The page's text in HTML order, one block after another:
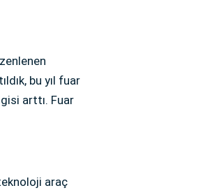
bu yıl fuar
arttı. Fuar
araç